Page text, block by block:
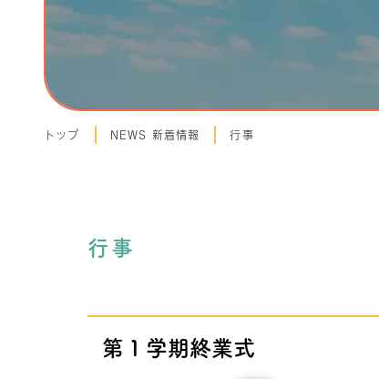
トップ NEWS 新着情報 行事
行事
第１学期終業式